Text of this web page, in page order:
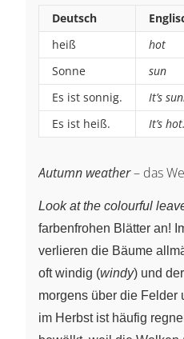
Deutsch
heiß
hot
Sonne
sun
Es ist sonnig.
It’s
Es ist heiß.
It’s hot.
Autumn weather– das
Look at the colourful
farbenfrohen Blätter an!
verlieren die Bäume
oft windig (windy) und
morgens über die Felder
im Herbst ist häufig